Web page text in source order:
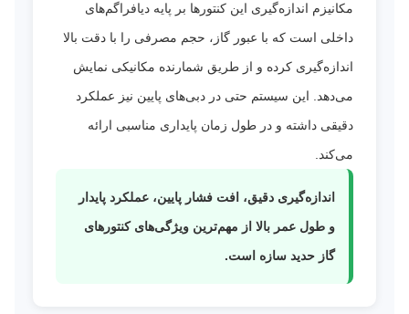
مکانیزم اندازه‌گیری این کنتورها بر پایه دیافراگم‌های
داخلی است که با عبور گاز، حجم مصرفی را با دقت بالا
اندازه‌گیری کرده و از طریق شمارنده مکانیکی نمایش
می‌دهد. این سیستم حتی در دبی‌های پایین نیز عملکرد
دقیقی داشته و در طول زمان پایداری مناسبی ارائه
می‌کند.
اندازه‌گیری دقیق، افت فشار پایین، عملکرد پایدار
و طول عمر بالا از مهم‌ترین ویژگی‌های کنتورهای
گاز حدید سازه است.